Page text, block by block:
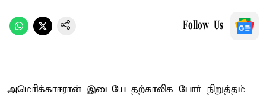
Follow Us
அமெரிக்கா–ஈரான் இடையே தற்காலிக போர் நிறுத்தம்